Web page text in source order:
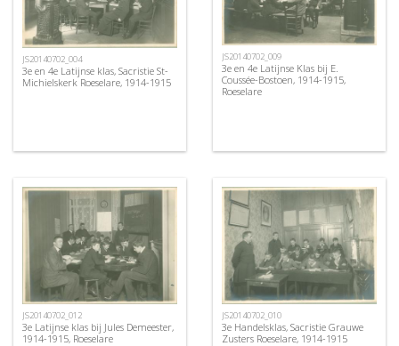
JS20140702_004
3e en 4e Latijnse klas, Sacristie St-
Michielskerk Roeselare, 1914-1915
JS20140702_009
3e en 4e Latijnse Klas bij E.
Coussée-Bostoen, 1914-1915,
Roeselare
JS20140702_012
3e Latijnse klas bij Jules Demeester,
1914-1915, Roeselare
JS20140702_010
3e Handelsklas, Sacristie Grauwe
Zusters Roeselare, 1914-1915